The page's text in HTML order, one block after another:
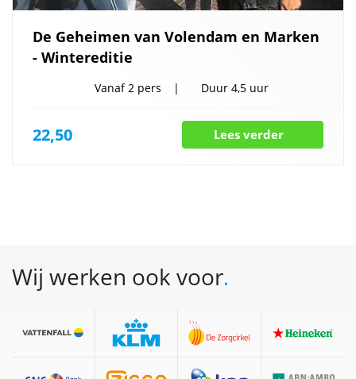
De Geheimen van Volendam en Marken
- Wintereditie
Vanaf2 pers Duur 4,5 uur
22,50 Lees verder
Wij werken ook voor.